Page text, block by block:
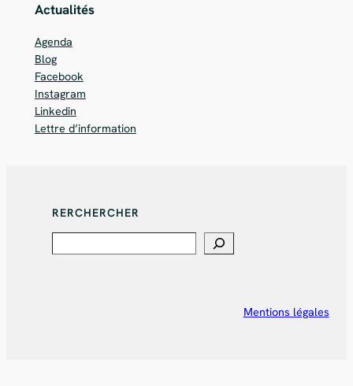
Actualités
Agenda
Blog
Facebook
Instagram
Linkedin
Lettre d’information
RERCHERCHER
Mentions légales